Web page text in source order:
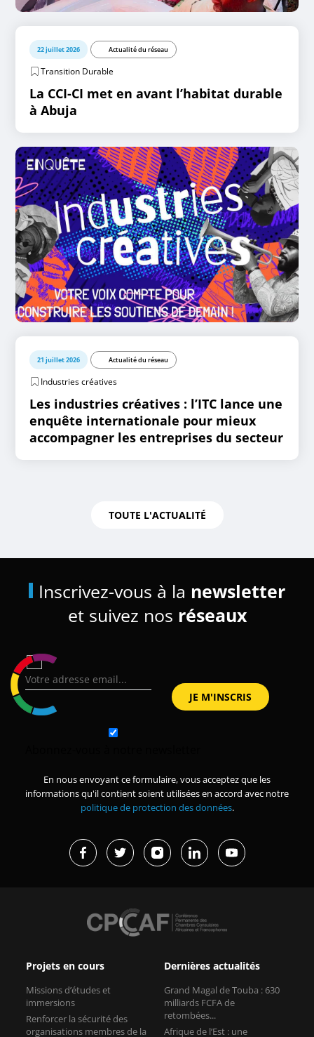
22 juillet 2026 Actualité du réseau
Transition Durable
La CCI-CI met en avant l’habitat durable
à Abuja
21 juillet 2026 Actualité du réseau
Industries créatives
Les industries créatives : l’ITC lance une
enquête internationale pour mieux
accompagner les entreprises du secteur
TOUTE L'ACTUALITÉ
Inscrivez-vous à la newsletter
et suivez nos réseaux
En nous envoyant ce formulaire, vous acceptez que les
informations qu'il contient soient utilisées en accord avec notre
politique de protection des données.
Projets en cours
Missions d’études et
immersions
Renforcer la sécurité des
organisations membres de la
Dernières actualités
Grand Magal de Touba : 630
milliards FCFA de
retombées...
Afrique de l’Est : une